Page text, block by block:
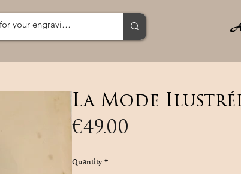
La Mode Ilustrée
€49.00
Quantity*